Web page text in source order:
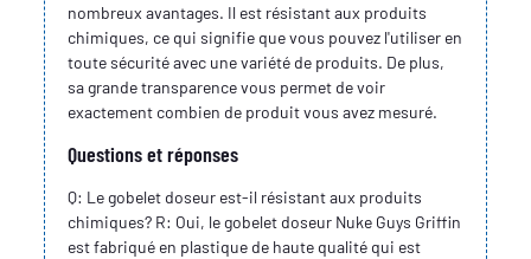
nombreux avantages. Il est résistant aux produits
chimiques, ce qui signifie que vous pouvez l'utiliser en
toute sécurité avec une variété de produits. De plus,
sa grande transparence vous permet de voir
exactement combien de produit vous avez mesuré.
Questions et réponses
Q: Le gobelet doseur est-il résistant aux produits
chimiques? R: Oui, le gobelet doseur Nuke Guys Griffin
est fabriqué en plastique de haute qualité qui est